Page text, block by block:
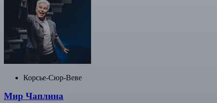
Корсье-Сюр-Веве
Мир Чаплина